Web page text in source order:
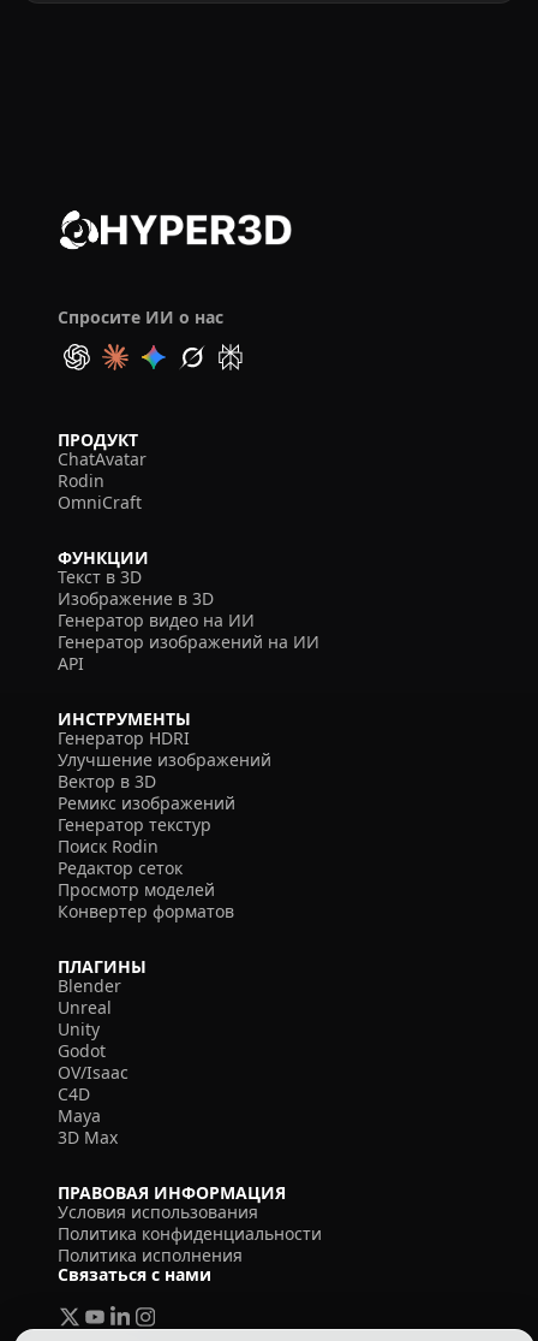
Спросите ИИ о нас
ПРОДУКТ
ChatAvatar
Rodin
OmniCraft
ФУНКЦИИ
Текст в 3D
Изображение в 3D
Генератор видео на ИИ
Генератор изображений на ИИ
API
ИНСТРУМЕНТЫ
Генератор HDRI
Улучшение изображений
Вектор в 3D
Ремикс изображений
Генератор текстур
Поиск Rodin
Редактор сеток
Просмотр моделей
Конвертер форматов
ПЛАГИНЫ
Blender
Unreal
Unity
Godot
OV/Isaac
C4D
Maya
3D Max
ПРАВОВАЯ ИНФОРМАЦИЯ
Условия использования
Политика конфиденциальности
Политика исполнения
Связаться с нами